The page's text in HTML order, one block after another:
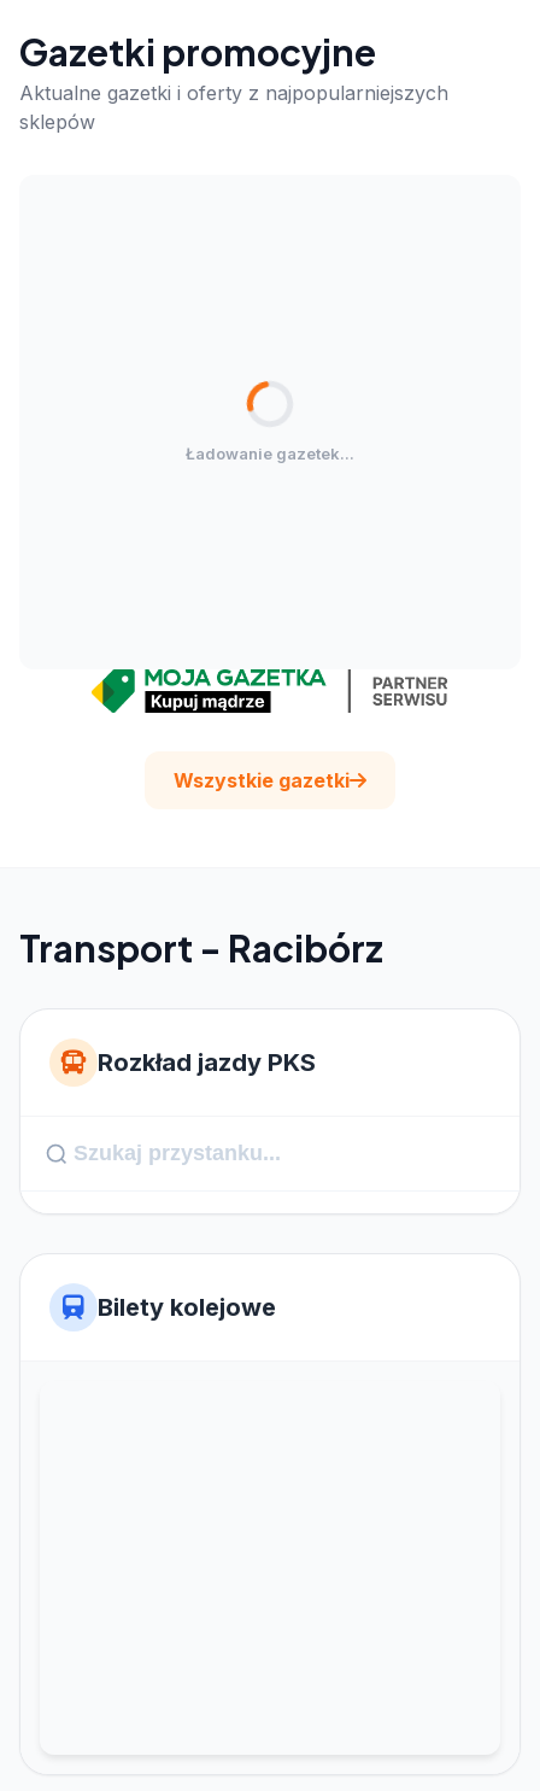
Gazetki promocyjne
Aktualne gazetki i oferty z najpopularniejszych
sklepów
Ładowanie gazetek...
Wszystkie gazetki
Transport - Racibórz
Rozkład jazdy PKS
Bilety kolejowe